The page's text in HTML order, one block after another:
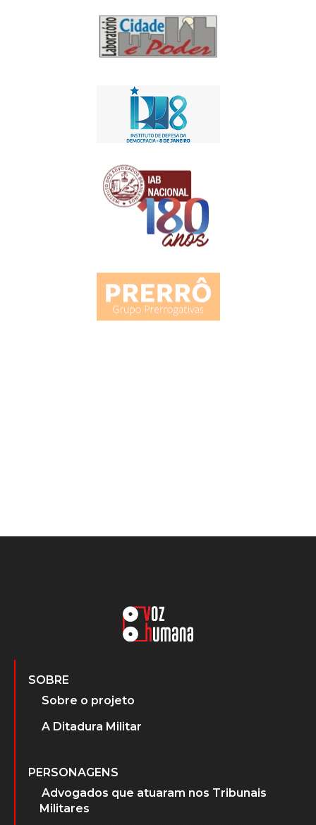
SOBRE
Sobre o projeto
A Ditadura Militar
PERSONAGENS
Advogados que atuaram nos Tribunais
Militares